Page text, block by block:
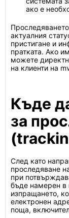
ако е
актуалния
пристигане и
пратката. Ако
можете
на клиенти на
Къде
за
След като
проследяване
при
бъде намерен в
изпращането,
електронен
поща,